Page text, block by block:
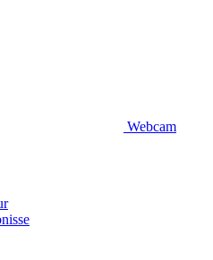
Webcam